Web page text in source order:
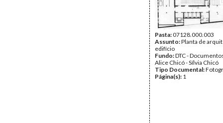
Pasta:07128.000.003
Assunto:Planta de
edifício
Fundo:DTC -
Alice Chicó - Sílvia Chicó
Tipo Documental:
Página(s): 1